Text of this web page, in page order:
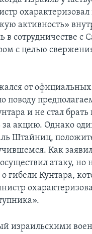
охарактеризовал
активность»
в сотрудничестве с
с целью
от официальных
поводу
и не стал брать
за акцию. Однако
Штайниц,
Как
атаку, но
гибели Кунтара,
израильскими